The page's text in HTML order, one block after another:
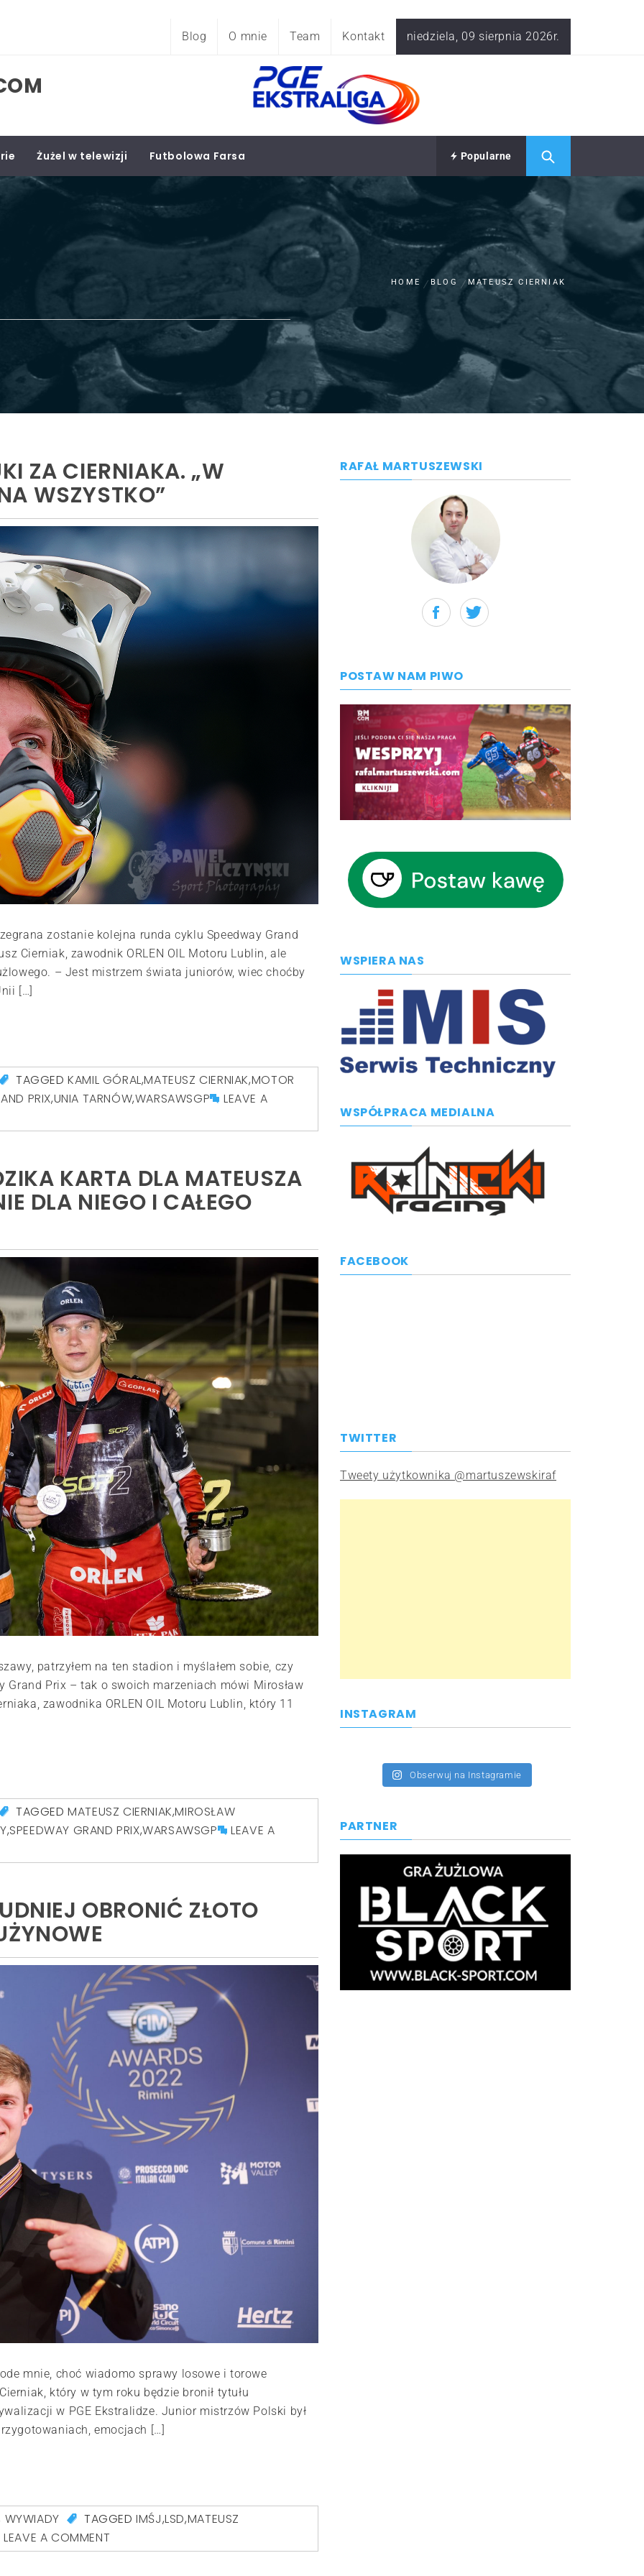
Blog O mnie Team Kontakt niedziela, 09 sierpnia 2026r.
Żużel w telewizji Futbolowa Farsa Popularne
HOME BLOG MATEUSZ CIERNIAK
ZA CIERNIAKA. „W
WSZYSTKO”
zostanie kolejna runda cyklu Speedway Grand
Cierniak, zawodnik ORLEN OIL Motoru Lublin, ale
– Jest mistrzem świata juniorów, wiec choćby
[…]
TAGGEDKAMIL GÓRAL,MATEUSZ CIERNIAK,MOTOR
PRIX,UNIA TARNÓW,WARSAWSGP LEAVE A
KARTA DLA MATEUSZA
DLA NIEGO I CAŁEGO
patrzyłem na ten stadion i myślałem sobie, czy
Grand Prix – tak o swoich marzeniach mówi Mirosław
zawodnika ORLEN OIL Motoru Lublin, który 11
TAGGEDMATEUSZ CIERNIAK,MIROSŁAW
,SPEEDWAY GRAND PRIX,WARSAWSGP LEAVE A
OBRONIĆ ZŁOTO
mnie, choć wiadomo sprawy losowe i torowe
który w tym roku będzie bronił tytułu
w PGE Ekstralidze. Junior mistrzów Polski był
emocjach […]
WYWIADY TAGGEDIMŚJ,LSD,MATEUSZ
LEAVE A COMMENT
RAFAŁ MARTUSZEWSKI
POSTAW NAM PIWO
WSPIERA NAS
WSPÓŁPRACA MEDIALNA
FACEBOOK
TWITTER
Tweety użytkownika @martuszewskiraf
INSTAGRAM
Obserwuj na Instagramie
PARTNER